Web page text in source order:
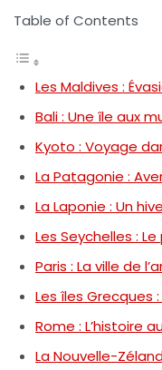
Table of Contents
Les Maldives :
Bali : Une île aux
Kyoto : Voyage
La Patagonie :
La Laponie : Un
Les Seychelles :
Paris : La ville de
Les îles Grecques
Rome : L’histoire
La Nouvelle-